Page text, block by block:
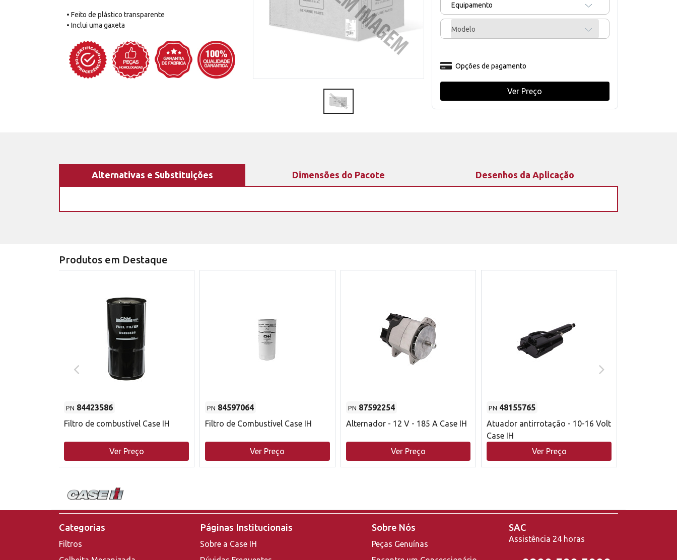
• Feito de plástico transparente
• Inclui uma gaxeta
Equipamento
Modelo
Opções de pagamento
Ver Preço
Alternativas e Substituições Dimensões do Pacote Desenhos da Aplicação
Produtos em Destaque
PN 84423586
Filtro de combustível Case IH
Ver Preço
PN 84597064
Filtro de Combustível Case IH
Ver Preço
PN 87592254
Alternador - 12 V - 185 A Case IH
Ver Preço
PN 48155765
Atuador antirrotação - 10-16 Volt
Case IH
Ver Preço
Categorias
Filtros
Páginas Institucionais
Sobre a Case IH
Sobre Nós
Peças Genuínas
SAC
Assistência 24 horas